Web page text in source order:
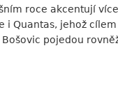
roce akcentují
Quantas, jehož
pojedou